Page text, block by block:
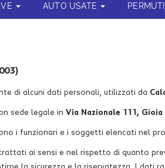
AUTO USATE
di alcuni dati personali, utilizzati da
sede legale in Via Nazionale 111, Gioia
i funzionari e i soggetti elencati nel
ai sensi e nel rispetto di quanto